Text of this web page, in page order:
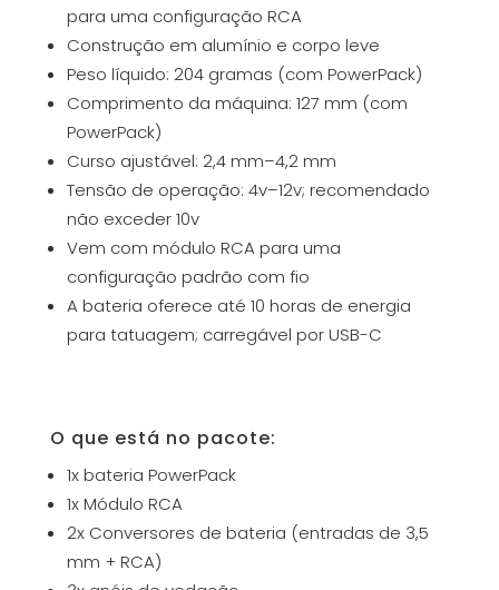
para uma configuração RCA
Construção em alumínio e corpo leve
Peso líquido: 204 gramas (com PowerPack)
Comprimento da máquina: 127 mm (com
PowerPack)
Curso ajustável: 2,4 mm–4,2 mm
Tensão de operação: 4v–12v; recomendado
não exceder 10v
Vem com módulo RCA para uma
configuração padrão com fio
A bateria oferece até 10 horas de energia
para tatuagem; carregável por USB-C
O que está no pacote:
1x bateria PowerPack
1x Módulo RCA
2x Conversores de bateria (entradas de 3,5
mm + RCA)